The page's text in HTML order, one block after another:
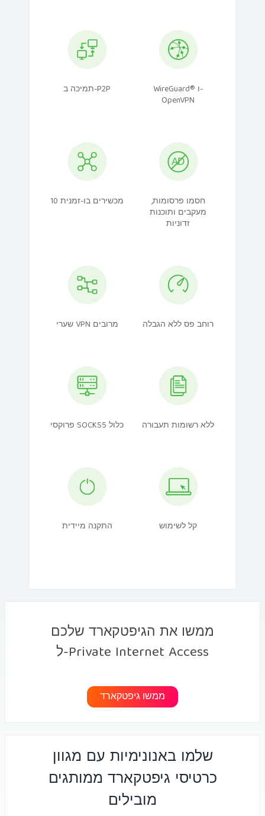
תמיכה ב-P2P WireGuard® ו-
OpenVPN
10 מכשירים בו-זמנית חסמו פרסומות,
מעקבים ותוכנות
זדוניות
שערי VPN מרובים רוחב פס ללא הגבלה
פרוקסי SOCKS5 כלול ללא רשומות תעבורה
התקנה מיידית קל לשימוש
ממשו את הגיפטקארד שלכם
ל-Private Internet Access
ממשו גיפטקארד
שלמו באנונימיות עם מגוון
כרטיסי גיפטקארד ממותגים
מובילים